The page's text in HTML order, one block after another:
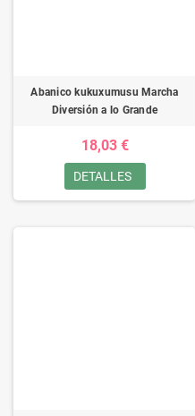
Abanico kukuxumusu Marcha
Diversión a lo Grande
18,03 €
DETALLES